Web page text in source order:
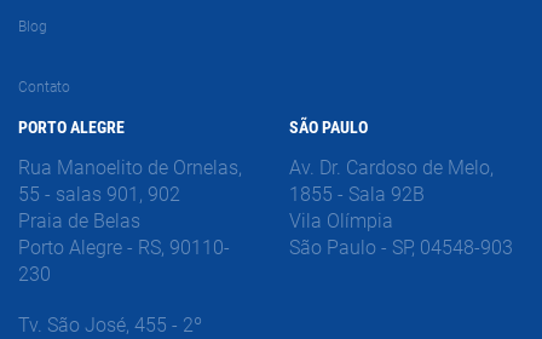
Blog
Contato
PORTO ALEGRE
Rua Manoelito de Ornelas,
55 - salas 901, 902
Praia de Belas
Porto Alegre - RS, 90110-
230
Tv. São José, 455 - 2º
SÃO PAULO
Av. Dr. Cardoso de Melo,
1855 - Sala 92B
Vila Olímpia
São Paulo - SP, 04548-903